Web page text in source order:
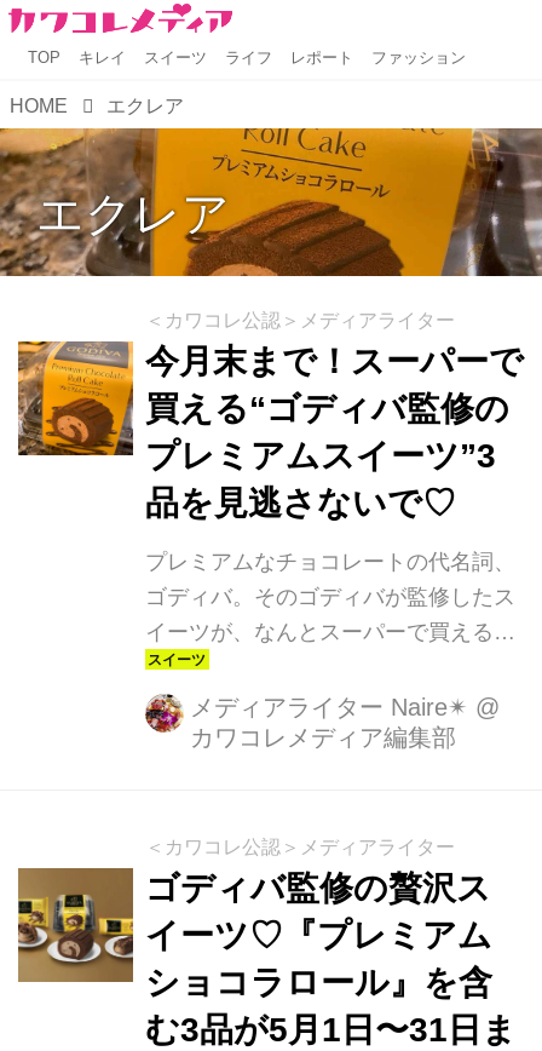
TOP キレイ スイーツ ライフ レポート ファッション
HOME エクレア
エクレア
＜カワコレ公認＞メディアライター
今月末まで！スーパーで
買える“ゴディバ監修の
プレミアムスイーツ”3
品を見逃さないで♡
プレミアムなチョコレートの代名詞、
ゴディバ。そのゴディバが監修したス
イーツが、なんとスーパーで買えるん
です！それも期間限定で、5月の間だ
け！皆さんスーパーへ急いで～！
メディアライター Naire✴︎ @
カワコレメディア編集部
＜カワコレ公認＞メディアライター
ゴディバ監修の贅沢ス
イーツ♡『プレミアム
ショコラロール』を含
む3品が5月1日〜31日ま